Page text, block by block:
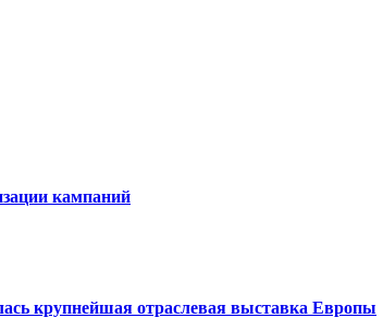
кампаний
крупнейшая отраслевая выставка Европы